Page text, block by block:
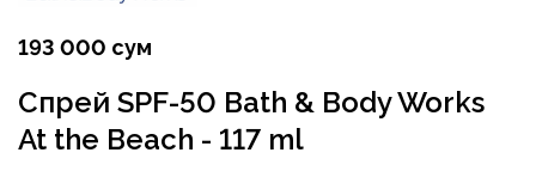
193 000 сум
Спрей SPF-50 Bath & Body Works
At the Beach - 117 ml